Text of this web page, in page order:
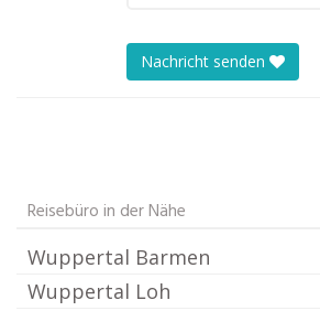
Nachricht senden
Reisebüro in der Nähe
Wuppertal Barmen
Wuppertal Loh